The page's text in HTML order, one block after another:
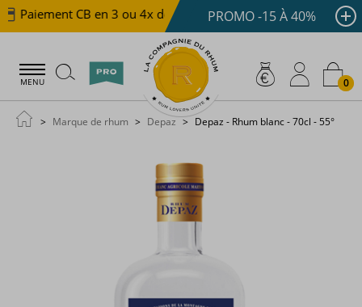
Paiement CB en 3 ou 4x dès 100 € Livraison offerte
PROMO -15 À 40%
MENU 0
Marque de rhum Depaz Depaz - Rhum blanc - 70cl - 55°